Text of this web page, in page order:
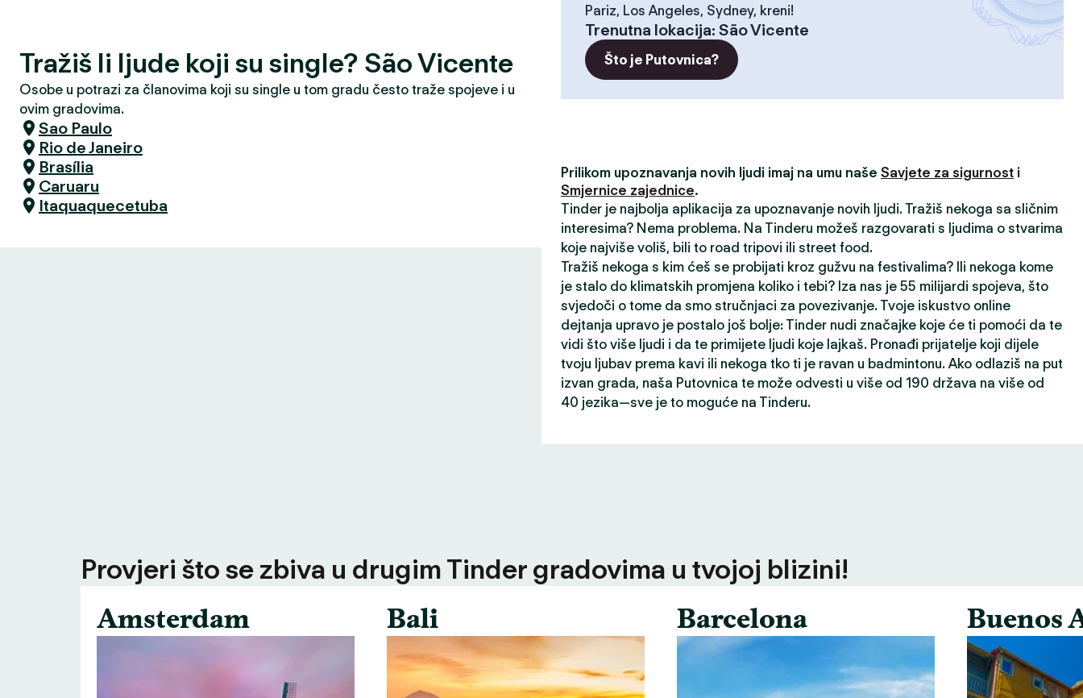
Tražiš li ljude koji su single? São Vicente
Osobe u potrazi za članovima koji su single u tom gradu često traže spojeve i u
ovim gradovima.
Sao Paulo
Rio de Janeiro
Brasília
Caruaru
Itaquaquecetuba
Pariz, Los Angeles, Sydney, kreni!
Trenutna lokacija: São Vicente
Što je Putovnica?
Prilikom upoznavanja novih ljudi imaj na umu naše Savjete za sigurnost i
Smjernice zajednice.
Tinder je najbolja aplikacija za upoznavanje novih ljudi. Tražiš nekoga sa sličnim
interesima? Nema problema. Na Tinderu možeš razgovarati s ljudima o stvarima
koje najviše voliš, bili to road tripovi ili street food.
Tražiš nekoga s kim ćeš se probijati kroz gužvu na festivalima? Ili nekoga kome
je stalo do klimatskih promjena koliko i tebi? Iza nas je 55 milijardi spojeva, što
svjedoči o tome da smo stručnjaci za povezivanje. Tvoje iskustvo online
dejtanja upravo je postalo još bolje: Tinder nudi značajke koje će ti pomoći da te
vidi što više ljudi i da te primijete ljudi koje lajkaš. Pronađi prijatelje koji dijele
tvoju ljubav prema kavi ili nekoga tko ti je ravan u badmintonu. Ako odlaziš na put
izvan grada, naša Putovnica te može odvesti u više od 190 država na više od
40 jezika—sve je to moguće na Tinderu.
Provjeri što se zbiva u drugim Tinder gradovima u tvojoj blizini!
Amsterdam
Bali Barcelona Buenos